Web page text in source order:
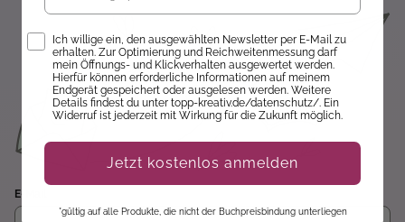
E-Mail
Opt-InIch willige ein, den ausgewählten Newsletter per E-Mail zu
erhalten. Zur Optimierung und Reichweitenmessung darf
mein Öffnungs- und Klickverhalten ausgewertet werden.
Hierfür können erforderliche Informationen auf meinem
Endgerät gespeichert oder ausgelesen werden. Weitere
Details findest du unter topp-kreativ.de/datenschutz/. Ein
Widerruf ist jederzeit mit Wirkung für die Zukunft möglich.
Jetzt kostenlos anmelden
*gültig auf alle Produkte, die nicht der Buchpreisbindung unterliegen